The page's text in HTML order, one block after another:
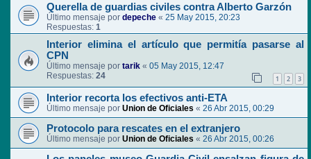
Querella de guardias civiles contra Alberto Garzón
Último mensaje por depeche « 25 May 2015, 20:23
Respuestas: 1
Interior elimina el artículo que permitía pasarse al
CPN
Último mensaje por tarik « 05 May 2015, 12:47
Respuestas: 24 1 2 3
Interior recorta los efectivos anti-ETA
Último mensaje por Union de Oficiales « 26 Abr 2015, 00:29
Protocolo para rescates en el extranjero
Último mensaje por Union de Oficiales « 26 Abr 2015, 00:26